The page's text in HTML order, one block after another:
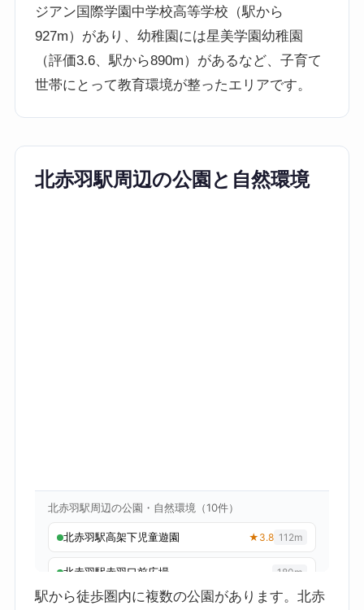
ジアン国際学園中学校高等学校（駅から
927m）があり、幼稚園には星美学園幼稚園
（評価3.6、駅から890m）があるなど、子育て
世帯にとって教育環境が整ったエリアです。
北赤羽駅周辺の公園と自然環境
駅から徒歩圏内に複数の公園があります。北赤